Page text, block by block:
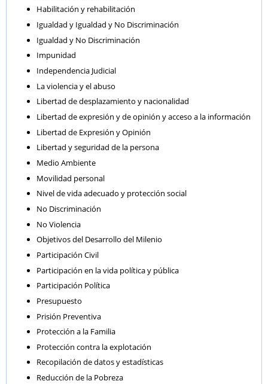
Habilitación y rehabilitación
Igualdad y Igualdad y No Discriminación
Igualdad y No Discriminación
Impunidad
Independencia Judicial
La violencia y el abuso
Libertad de desplazamiento y nacionalidad
Libertad de expresión y de opinión y acceso a la información
Libertad de Expresión y Opinión
Libertad y seguridad de la persona
Medio Ambiente
Movilidad personal
Nivel de vida adecuado y protección social
No Discriminación
No Violencia
Objetivos del Desarrollo del Milenio
Participación Civil
Participación en la vida política y pública
Participación Política
Presupuesto
Prisión Preventiva
Protección a la Familia
Protección contra la explotación
Recopilación de datos y estadísticas
Reducción de la Pobreza